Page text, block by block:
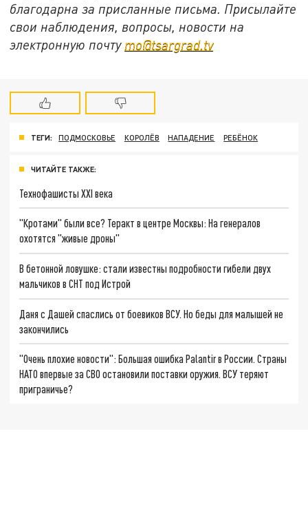
благодарна за присланные письма. Присылайте
свои наблюдения, вопросы, новости на
электронную почту mo@tsargrad.tv
ТЕГИ: ПОДМОСКОВЬЕ КОРОЛЁВ НАПАДЕНИЕ РЕБЁНОК
ЧИТАЙТЕ ТАКЖЕ:
Технофашисты XXI века
"Кротами" были все? Теракт в центре Москвы: На генералов
охотятся "живые дроны"
В бетонной ловушке: стали известны подробности гибели двух
мальчиков в СНТ под Истрой
Даня с Дашей спаслись от боевиков ВСУ. Но беды для малышей не
закончились
"Очень плохие новости": Большая ошибка Palantir в России. Страны
НАТО впервые за СВО остановили поставки оружия. ВСУ теряют
приграничье?